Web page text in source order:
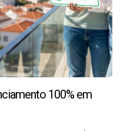
que geralmente é de75
somada à duração do
este limite. Por
máximo do seu crédito
fator importante a
da prestação mensal e
a financiar.
100% em